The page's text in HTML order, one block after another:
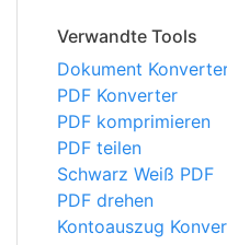
Verwandte Tools
Dokument
PDF Konverter
PDF komprimieren
PDF teilen
Schwarz Weiß PDF
PDF drehen
Kontoauszug